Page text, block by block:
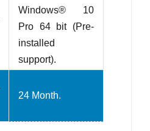
Windows® 10
Pro 64 bit (Pre-
installed
support).
24 Month.